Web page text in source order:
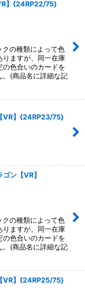
】{24RP22/75}
の種類によって色
りますが、同一在庫
の色合いのカードを
。(商品名に詳細な記
VR】{24RP23/75}
ン【VR】
の種類によって色
りますが、同一在庫
の色合いのカードを
。(商品名に詳細な記
VR】{24RP25/75}